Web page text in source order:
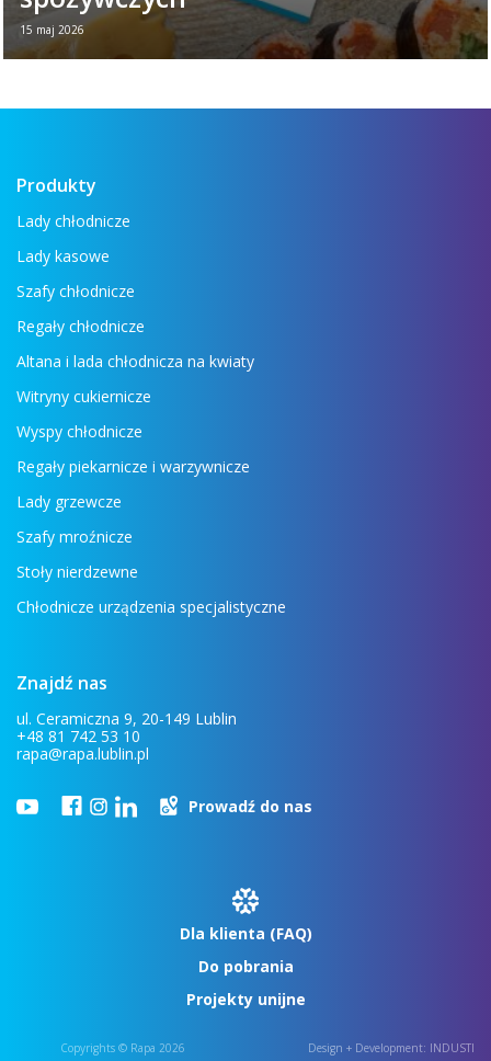
15 maj 2026
Nowa broszura - Urządzenia dla branży
Produkty
Lady chłodnicze
Lady kasowe
Szafy chłodnicze
Regały chłodnicze
Altana i lada chłodnicza na kwiaty
Witryny cukiernicze
Wyspy chłodnicze
Regały piekarnicze i warzywnicze
Lady grzewcze
Szafy mroźnicze
Stoły nierdzewne
Chłodnicze urządzenia specjalistyczne
Znajdź nas
ul. Ceramiczna 9, 20-149 Lublin
+48 81 742 53 10
rapa@rapa.lublin.pl
Prowadź do nas
Dla klienta (FAQ)
Do pobrania
Projekty unijne
Copyrights © Rapa 2026 Design + Development: INDUSTI